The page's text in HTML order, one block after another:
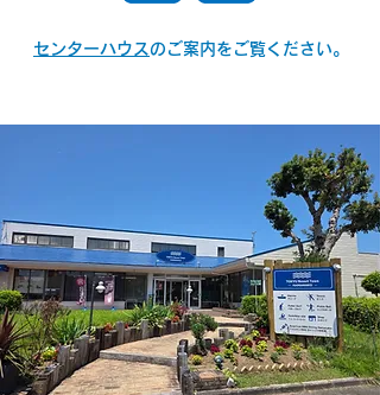
センターハウスのご案内をご覧ください。